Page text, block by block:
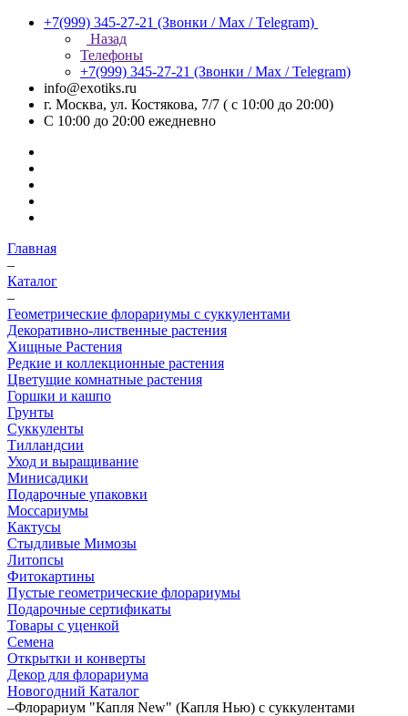
+7(999) 345-27-21 (Звонки / Max / Telegram)
Назад
Телефоны
+7(999) 345-27-21 (Звонки / Max / Telegram)
info@exotiks.ru
г. Москва, ул. Костякова, 7/7 ( с 10:00 до 20:00)
С 10:00 до 20:00 ежедневно
Главная
–
Каталог
–
Геометрические флорариумы с суккулентами
Декоративно-лиственные растения
Хищные Растения
Редкие и коллекционные растения
Цветущие комнатные растения
Горшки и кашпо
Грунты
Суккуленты
Тилландсии
Уход и выращивание
Минисадики
Подарочные упаковки
Моссариумы
Кактусы
Стыдливые Мимозы
Литопсы
Фитокартины
Пустые геометрические флорариумы
Подарочные сертификаты
Товары с уценкой
Семена
Открытки и конверты
Декор для флорариума
Новогодний Каталог
–Флорариум "Капля New" (Капля Нью) с суккулентами